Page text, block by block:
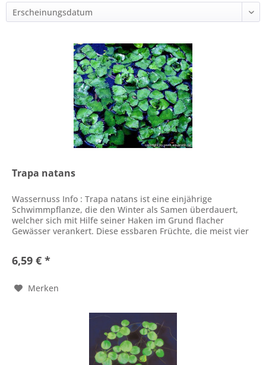
Trapa natans
Wassernuss Info : Trapa natans ist eine einjährige
Schwimmpflanze, die den Winter als Samen überdauert,
welcher sich mit Hilfe seiner Haken im Grund flacher
Gewässer verankert. Diese essbaren Früchte, die meist vier
6,59 € *
Merken